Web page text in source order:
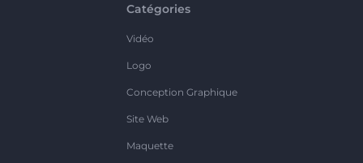
Catégories
Vidéo
Logo
Conception Graphique
Site Web
Maquette